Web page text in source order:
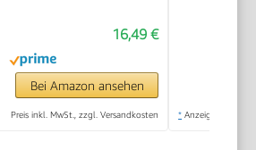
16,49 €
Bei Amazon ansehen
Preis inkl. MwSt., zzgl. Versandkosten * Anzeige